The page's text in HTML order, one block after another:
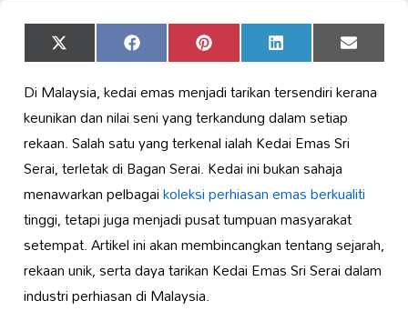
Share
on
X
(Twitter)
Share
on
Facebook Share
on
Pinterest Share
on
LinkedIn Share
on
Email
Di Malaysia, kedai emas menjadi tarikan tersendiri kerana
keunikan dan nilai seni yang terkandung dalam setiap
rekaan. Salah satu yang terkenal ialah Kedai Emas Sri
Serai, terletak di Bagan Serai. Kedai ini bukan sahaja
menawarkan pelbagaikoleksiperhiasan emas berkualiti
tinggi, tetapi juga menjadi pusat tumpuan masyarakat
setempat. Artikel ini akan membincangkan tentang sejarah,
rekaan unik, serta daya tarikan Kedai Emas Sri Serai dalam
industri perhiasan di Malaysia.